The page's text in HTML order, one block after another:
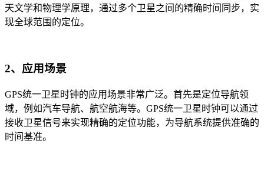
天文学和物理学原理，通过多个卫星之间的精确时间同步，实
现全球范围的定位。
2、应用场景
GPS统一卫星时钟的应用场景非常广泛。首先是定位导航领
域，例如汽车导航、航空航海等。GPS统一卫星时钟可以通过
接收卫星信号来实现精确的定位功能，为导航系统提供准确的
时间基准。